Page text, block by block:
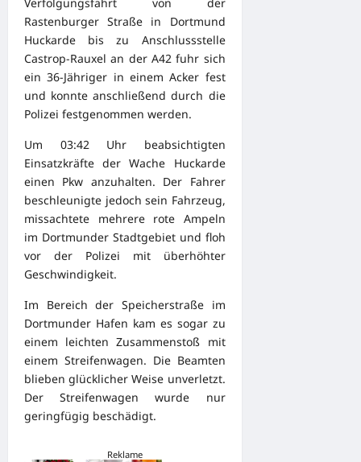
Rastenburger Straße in Dortmund
Huckarde bis zu Anschlussstelle
Castrop-Rauxel an der A42 fuhr sich
ein 36-Jähriger in einem Acker fest
und konnte anschließend durch die
Polizei festgenommen werden.
Um 03:42 Uhr beabsichtigten
Einsatzkräfte der Wache Huckarde
einen Pkw anzuhalten. Der Fahrer
beschleunigte jedoch sein Fahrzeug,
missachtete mehrere rote Ampeln
im Dortmunder Stadtgebiet und floh
vor der Polizei mit überhöhter
Geschwindigkeit.
Im Bereich der Speicherstraße im
Dortmunder Hafen kam es sogar zu
einem leichten Zusammenstoß mit
einem Streifenwagen. Die Beamten
blieben glücklicher Weise unverletzt.
Der Streifenwagen wurde nur
geringfügig beschädigt.
Reklame